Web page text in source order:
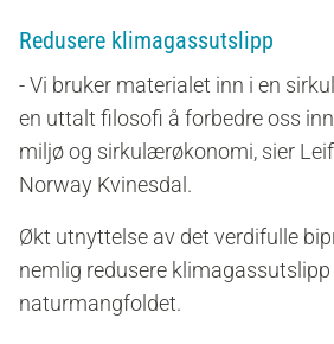
Redusere klimagassutslipp
- Vi bruker materialet inn i en
en uttalt filosofi å forbedre oss
miljø og sirkulærøkonomi, sier
Norway Kvinesdal.
Økt utnyttelse av det verdifulle
nemlig redusere
naturmangfoldet.